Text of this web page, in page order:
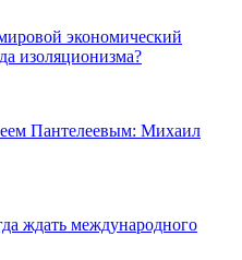
экономический
изоляционизма?
Пантелеевым: Михаил
ждать международного